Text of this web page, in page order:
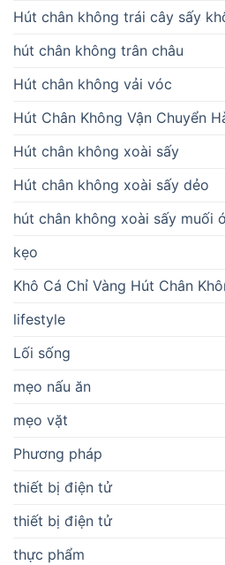
Hút chân không trái cây sấy
hút chân không trân châu
Hút chân không vải vóc
Hút Chân Không Vận Chuyển
Hút chân không xoài sấy
Hút chân không xoài sấy dẻo
hút chân không xoài sấy muối
kẹo
Khô Cá Chỉ Vàng Hút Chân
lifestyle
Lối sống
mẹo nấu ăn
mẹo vặt
Phương pháp
thiết bị điện tử
thiết bị điện tử
thực phẩm